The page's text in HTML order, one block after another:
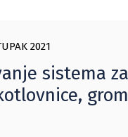
2021
sistema